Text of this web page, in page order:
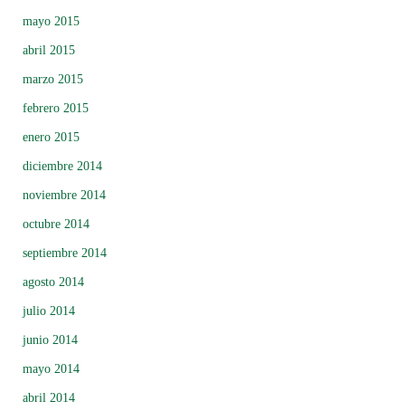
mayo 2015
abril 2015
marzo 2015
febrero 2015
enero 2015
diciembre 2014
noviembre 2014
octubre 2014
septiembre 2014
agosto 2014
julio 2014
junio 2014
mayo 2014
abril 2014